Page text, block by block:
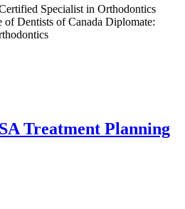
Specialist in Orthodontics
Dentists of Canada Diplomate:
Treatment Planning